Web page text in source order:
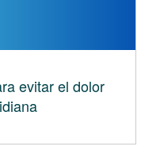
evitar el dolor